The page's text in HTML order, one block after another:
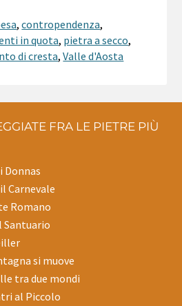
,contropendenza,
in quota, pietra a secco,
di cresta,Valle d'Aosta
FRA LE PIETRE PIÙ
Donnas
Carnevale
Romano
si muove
tra due mondi
al Piccolo